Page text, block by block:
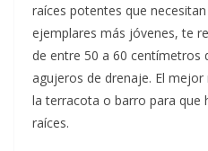
raíces potentes que
ejemplares más jóvenes, te
de entre 50 a 60 centímetros
agujeros de drenaje. El
la terracota o barro para que
raíces.